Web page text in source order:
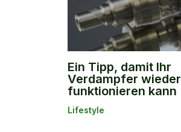
Ein Tipp, damit Ihr
Verdampfer wieder
funktionieren kann
Lifestyle